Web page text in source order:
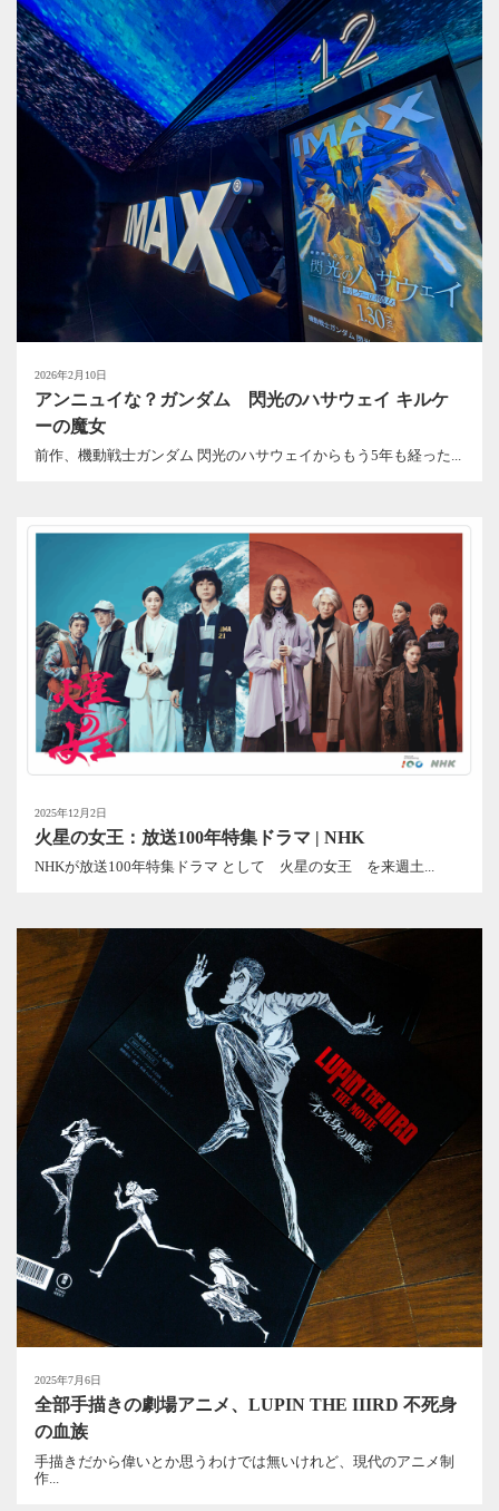
2026年2月10日
アンニュイな？ガンダム 閃光のハサウェイ キルケ
ーの魔女
前作、機動戦士ガンダム 閃光のハサウェイからもう5年も経った...
2025年12月2日
火星の女王：放送100年特集ドラマ | NHK
NHKが放送100年特集ドラマ として 火星の女王 を来週土...
2025年7月6日
全部手描きの劇場アニメ、LUPIN THE IIIRD 不死身
の血族
手描きだから偉いとか思うわけでは無いけれど、現代のアニメ制
作...